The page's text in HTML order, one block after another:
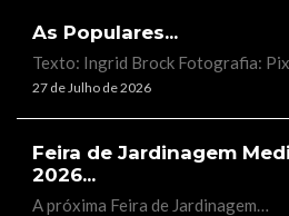
As Populares...
Texto: Ingrid Brock Fotografia:
27 de Julho de 2026
Feira de Jardinagem
2026...
A próxima Feira de Jardinagem…